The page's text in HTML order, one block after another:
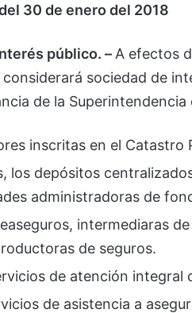
30 de enero del 2018
público. – A efectos
sociedad de
de la Superintendencia
inscritas en el Catastro
los depósitos
administradoras de
intermediaras
de seguros.
de atención integral
de asistencia a